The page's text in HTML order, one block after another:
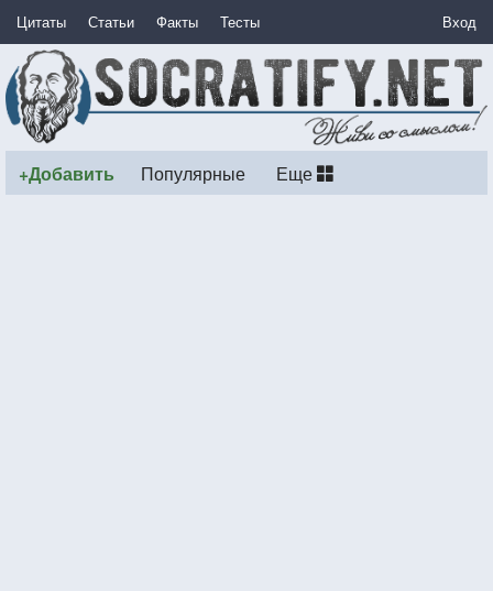
Цитаты Статьи Факты Тесты Вход
+Добавить Популярные Еще